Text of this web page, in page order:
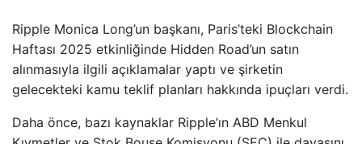
Ripple Monica Long’un başkanı, Paris’teki Blockchain
Haftası 2025 etkinliğinde Hidden Road’un satın
alınmasıyla ilgili açıklamalar yaptı ve şirketin
gelecekteki kamu teklif planları hakkında ipuçları verdi.
Daha önce, bazı kaynaklar Ripple’ın ABD Menkul